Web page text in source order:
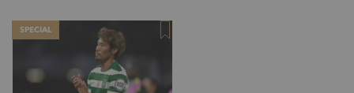
SPECIAL